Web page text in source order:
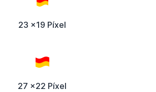
23 x19 Píxel
27 x22 Píxel